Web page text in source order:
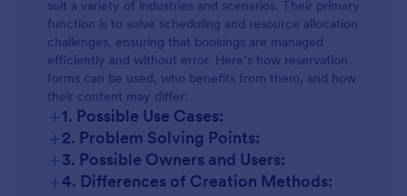
suit a variety of industries and scenarios. Their primary
function is to solve scheduling and resource allocation
challenges, ensuring that bookings are managed
efficiently and without error. Here’s how reservation
forms can be used, who benefits from them, and how
their content may differ:
+1. Possible Use Cases:
+2. Problem Solving Points:
+3. Possible Owners and Users:
+4. Differences of Creation Methods: